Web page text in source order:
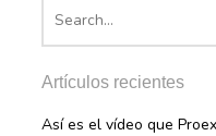
Artículos recientes
Así es el vídeo que